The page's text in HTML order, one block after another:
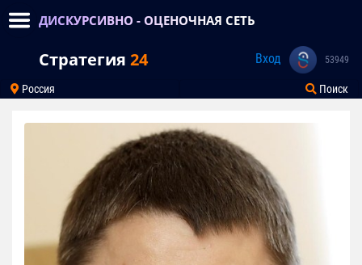
ДИСКУРСИВНО - ОЦЕНОЧНАЯ СЕТЬ
Стратегия 24 Вход 53949
Россия Поиск